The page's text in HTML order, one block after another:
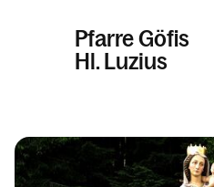
Pfarre Göfis
Hl. Luzius